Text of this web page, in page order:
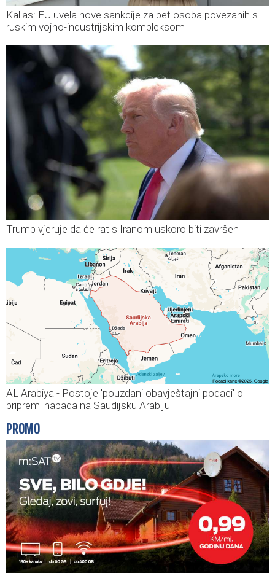
Kallas: EU uvela nove sankcije za pet osoba povezanih s
ruskim vojno-industrijskim kompleksom
Trump vjeruje da će rat s Iranom uskoro biti završen
AL Arabiya - Postoje 'pouzdani obavještajni podaci' o
pripremi napada na Saudijsku Arabiju
PROMO